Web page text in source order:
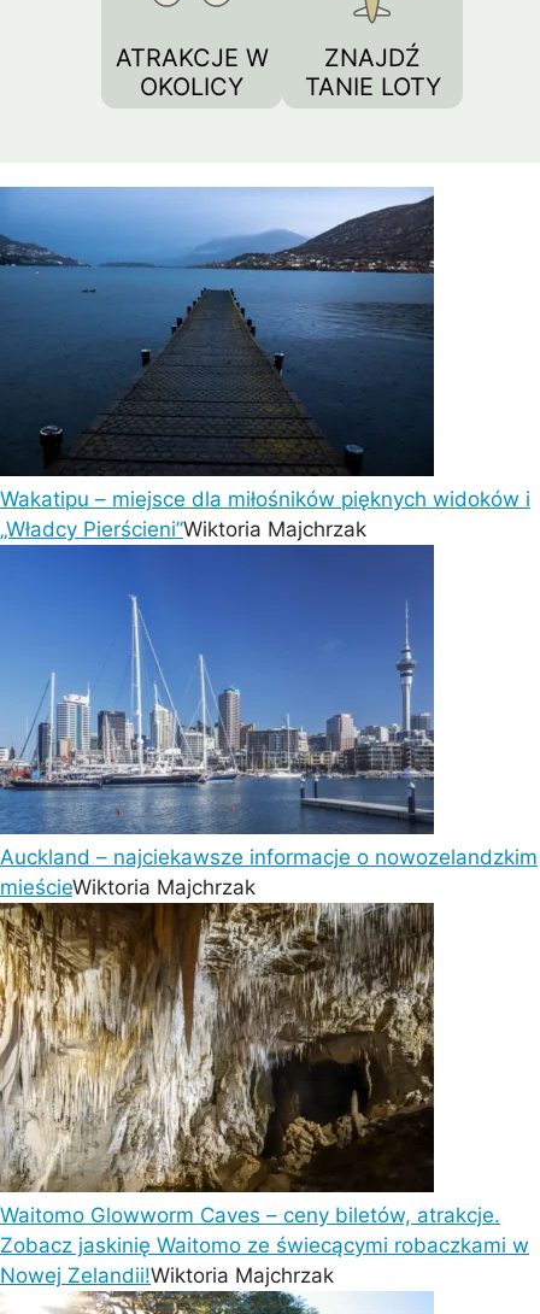
ATRAKCJE W
OKOLICY
ZNAJDŹ
TANIE LOTY
Wakatipu – miejsce dla miłośników pięknych widoków i
„Władcy Pierścieni”Wiktoria Majchrzak
Auckland – najciekawsze informacje o nowozelandzkim
mieścieWiktoria Majchrzak
Waitomo Glowworm Caves – ceny biletów, atrakcje.
Zobacz jaskinię Waitomo ze świecącymi robaczkami w
Nowej Zelandii!Wiktoria Majchrzak